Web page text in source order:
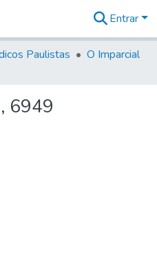
na
Entrar
Paulistas
O Imparcial
6949